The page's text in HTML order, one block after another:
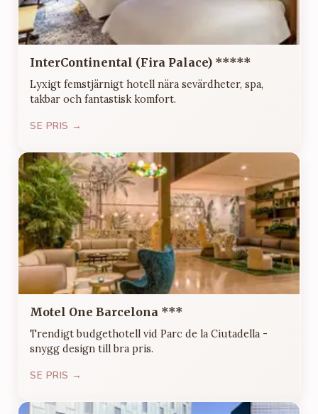
InterContinental (Fira Palace) *****
Lyxigt femstjärnigt hotell nära sevärdheter, spa,
takbar och fantastisk komfort.
SE PRIS →
Motel One Barcelona ***
Trendigt budgethotell vid Parc de la Ciutadella -
snygg design till bra pris.
SE PRIS →